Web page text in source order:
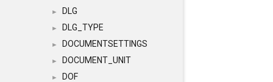
► DLG
► DLG_TYPE
► DOCUMENTSETTINGS
► DOCUMENT_UNIT
► DOF